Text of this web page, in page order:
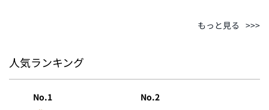
もっと見る
人気ランキング
No.1 No.2